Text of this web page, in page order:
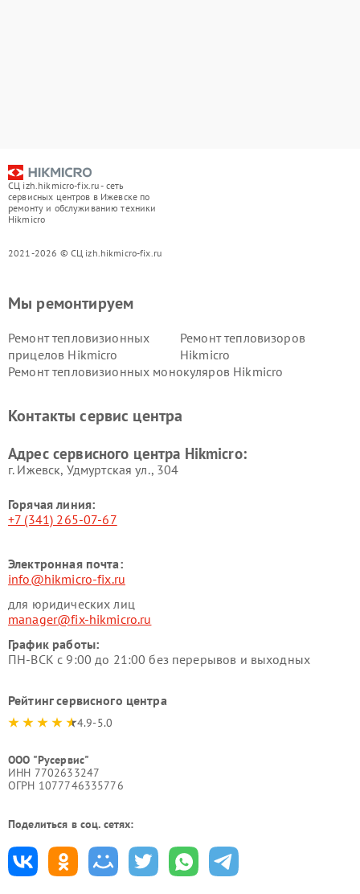
СЦ izh.hikmicro-fix.ru - сеть
сервисных центров в Ижевске по
ремонту и обслуживанию техники
Hikmicro
2021-2026 © СЦ izh.hikmicro-fix.ru
Мы ремонтируем
Ремонт тепловизионных
прицелов Hikmicro
Ремонт тепловизоров
Hikmicro
Ремонт тепловизионных монокуляров Hikmicro
Контакты сервис центра
Адрес сервисного центра Hikmicro:
г. Ижевск, Удмуртская ул., 304
Горячая линия:
+7 (341) 265-07-67
Электронная почта:
info@hikmicro-fix.ru
для юридических лиц
manager@fix-hikmicro.ru
График работы:
ПН-ВСК с 9:00 до 21:00 без перерывов и выходных
Рейтинг сервисного центра
4.9-5.0
ООО "Русервис"
ИНН 7702633247
ОГРН 1077746335776
Поделиться в соц. сетях: